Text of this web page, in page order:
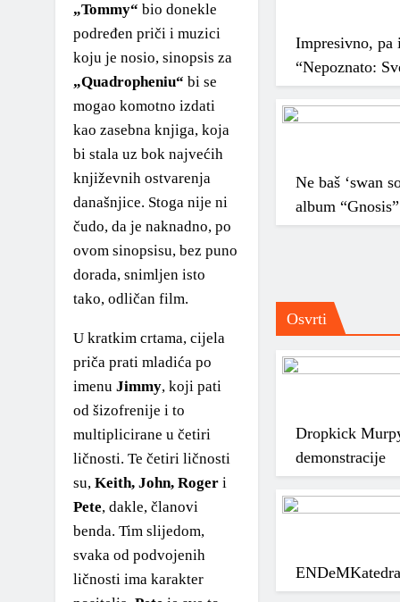
„Tommy“ bio donekle
podređen priči i muzici
koju je nosio, sinopsis za
„Quadropheniu“ bi se
mogao komotno izdati
kao zasebna knjiga, koja
bi stala uz bok najvećih
književnih ostvarenja
današnjice. Stoga nije ni
čudo, da je naknadno, po
ovom sinopsisu, bez puno
dorada, snimljen isto
tako, odličan film.
U kratkim crtama, cijela
priča prati mladića po
imenu Jimmy, koji pati
od šizofrenije i to
multiplicirane u četiri
ličnosti. Te četiri ličnosti
su, Keith, John, Roger i
Pete, dakle, članovi
benda. Tim slijedom,
svaka od podvojenih
ličnosti ima karakter
Impresivno, pa
“Nepoznato:
Ne baš ‘swan
album “Gnosis”
Osvrti
Dropkick
demonstracije
ENDeM